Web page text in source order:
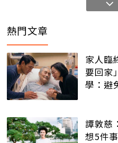
熱門文章
家人臨
要回家
學：避
譚敦慈
想5件事